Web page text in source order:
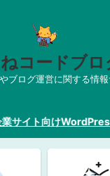
コードブロ
ブログ運営に関する情報
サイト向け